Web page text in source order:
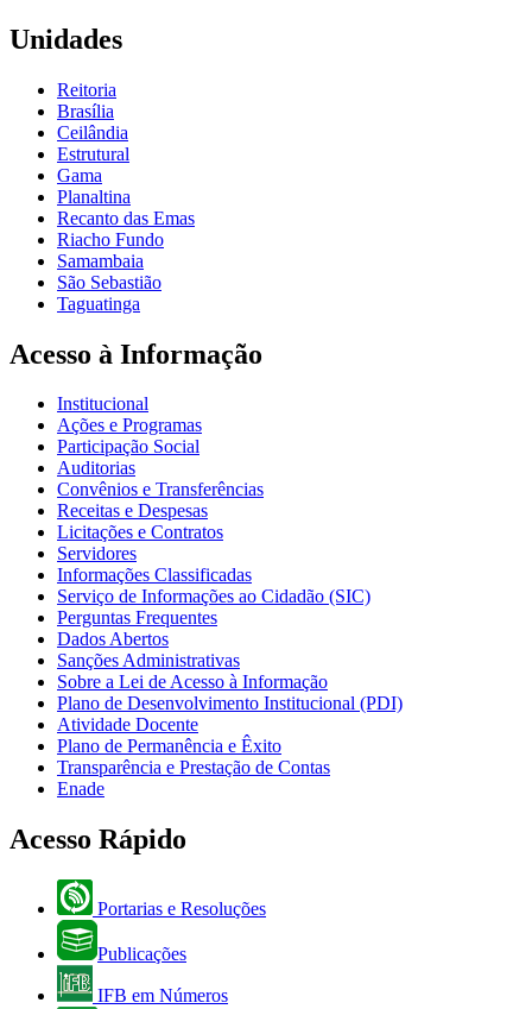
Unidades
Reitoria
Brasília
Ceilândia
Estrutural
Gama
Planaltina
Recanto das Emas
Riacho Fundo
Samambaia
São Sebastião
Taguatinga
Acesso à Informação
Institucional
Ações e Programas
Participação Social
Auditorias
Convênios e Transferências
Receitas e Despesas
Licitações e Contratos
Servidores
Informações Classificadas
Serviço de Informações ao Cidadão (SIC)
Perguntas Frequentes
Dados Abertos
Sanções Administrativas
Sobre a Lei de Acesso à Informação
Plano de Desenvolvimento Institucional (PDI)
Atividade Docente
Plano de Permanência e Êxito
Transparência e Prestação de Contas
Enade
Acesso Rápido
Portarias e Resoluções
Publicações
IFB em Números